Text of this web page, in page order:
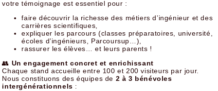
votre témoignage est essentiel pour :
faire découvrir la richesse des métiers d’ingénieur et des
carrières scientifiques,
expliquer les parcours (classes préparatoires, université,
écoles d’ingénieurs, Parcoursup…),
rassurer les élèves… et leurs parents !
👥 Un engagement concret et enrichissant
Chaque stand accueille entre 100 et 200 visiteurs par jour.
Nous constituons des équipes de 2 à 3 bénévoles
intergénérationnels :